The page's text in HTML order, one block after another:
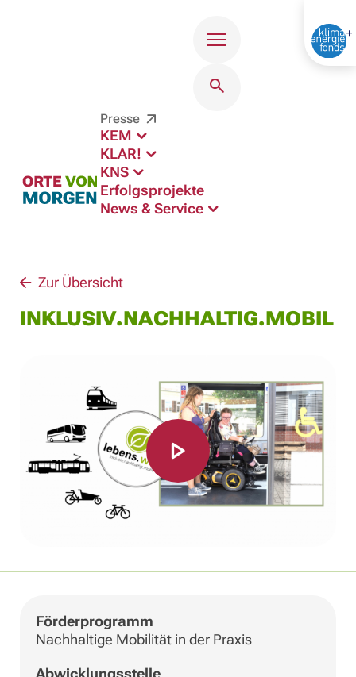
Presse
KEM
KLAR!
KNS
Erfolgsprojekte
News & Service
Zur Übersicht
INKLUSIV.NACHHALTIG.MOBIL
Förderprogramm
Nachhaltige Mobilität in der Praxis
Abwicklungsstelle